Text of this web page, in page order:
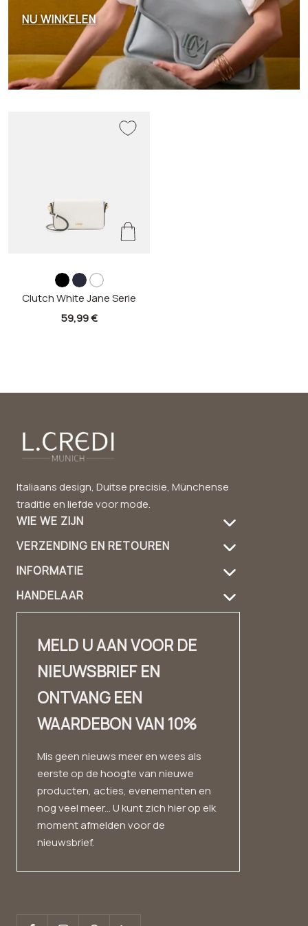
NU WINKELEN
w
a
m
a
r
w
i
t
Clutch White Jane Serie
aanbieding
59,99 €
Italiaans design, Duitse precisie, Münchense
traditie en liefde voor mode.
WIE WE ZIJN
Over ons
productverzorging
Handtas gids
kijkboek
Ervaringsverhalen
VERZENDING EN RETOUREN
Verzendinformatie
geeft terug
INFORMATIE
FAQ
✨ Carrière ✨
afdruk
Voorwaarden
gegevensbescherming
HANDELAAR
Contact dealer
Mode wolk
Huismerk
MELD U AAN VOOR DE
NIEUWSBRIEF EN
ONTVANG EEN
WAARDEBON VAN 10%
Mis geen nieuws meer en wees als
eerste op de hoogte van nieuwe
producten, acties, evenementen en
nog veel meer... U kunt zich hier op elk
moment afmelden voor de
nieuwsbrief.